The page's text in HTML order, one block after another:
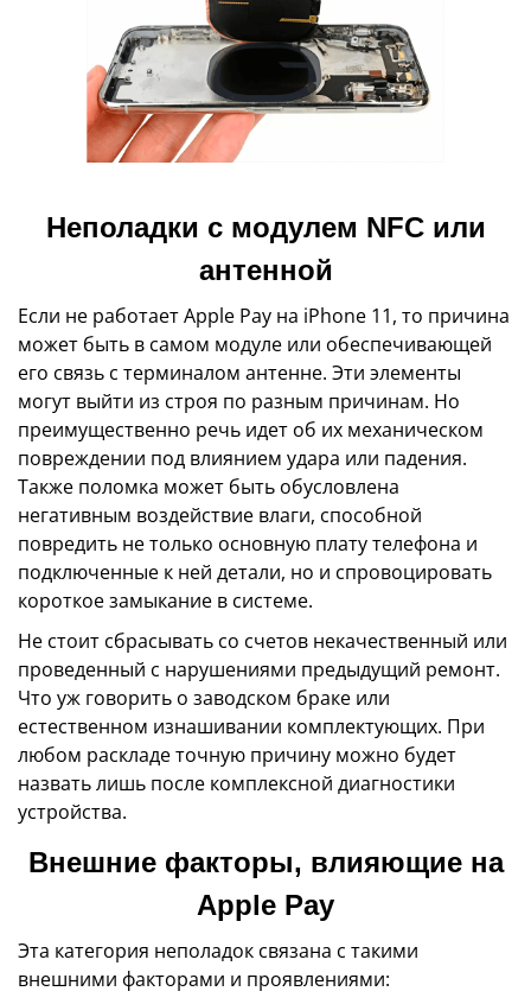
Неполадки с модулем NFC или
антенной
Если не работает Apple Pay на iPhone 11, то причина
может быть в самом модуле или обеспечивающей
его связь с терминалом антенне. Эти элементы
могут выйти из строя по разным причинам. Но
преимущественно речь идет об их механическом
повреждении под влиянием удара или падения.
Также поломка может быть обусловлена
негативным воздействие влаги, способной
повредить не только основную плату телефона и
подключенные к ней детали, но и спровоцировать
короткое замыкание в системе.
Не стоит сбрасывать со счетов некачественный или
проведенный с нарушениями предыдущий ремонт.
Что уж говорить о заводском браке или
естественном изнашивании комплектующих. При
любом раскладе точную причину можно будет
назвать лишь после комплексной диагностики
устройства.
Внешние факторы, влияющие на
Apple Pay
Эта категория неполадок связана с такими
внешними факторами и проявлениями: